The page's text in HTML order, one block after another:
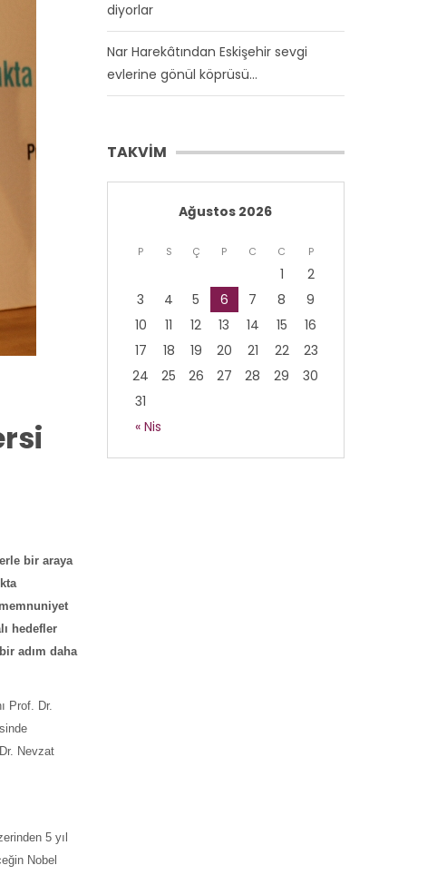
bir araya
hedefler
adım daha
Prof. Dr.
Nevzat
5 yıl
Nobel
diyorlar
Nar Harekâtından Eskişehir sevgi
evlerine gönül köprüsü…
TAKVİM
Ağustos 2026
P S Ç P C C P
« Nis
1
2
3
4 5 6 7 8
9
10
11 12 13 14 15
16
17
18 19 20 21 22
23
24
25 26 27 28 29
30
31